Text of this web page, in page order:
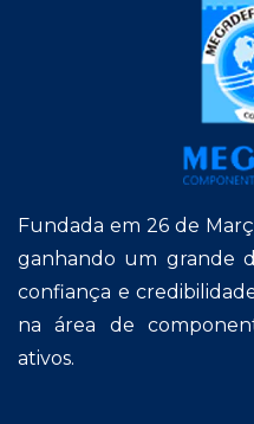
Fundada em 26 de
ganhando um grande
confiança e
na área de
ativos.